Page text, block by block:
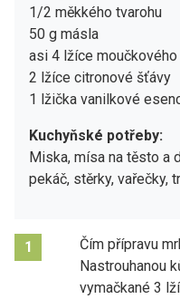
1/2 měkkého tvarohu
50 g másla
asi 4 lžíce moučkového
2 lžíce citronové šťávy
1 lžička vanilkové
Kuchyňské potřeby:
Miska, mísa na těsto a
pekáč, stěrky, vařečky,
1
Čím přípravu
Nastrouhanou
vymačkané 3